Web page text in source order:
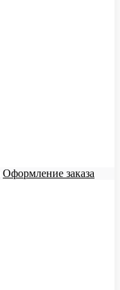
Оформление заказа